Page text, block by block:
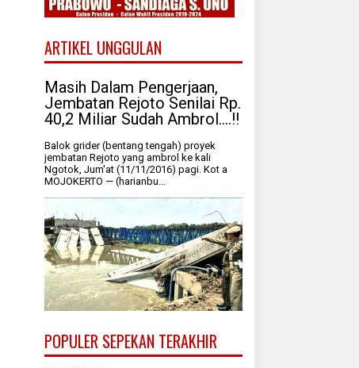
ARTIKEL UNGGULAN
Masih Dalam Pengerjaan,
Jembatan Rejoto Senilai Rp.
40,2 Miliar Sudah Ambrol....!!
Balok grider (bentang tengah) proyek
jembatan Rejoto yang ambrol ke kali
Ngotok, Jum'at (11/11/2016) pagi. Kot a
MOJOKERTO — (harianbu...
POPULER SEPEKAN TERAKHIR